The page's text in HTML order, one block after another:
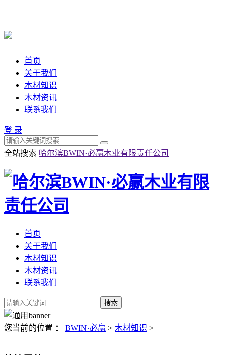
首页
关于我们
木材知识
木材资讯
联系我们
登 录
全站搜索 哈尔滨BWIN·必赢木业有限责任公司
首页
关于我们
木材知识
木材资讯
联系我们
您当前的位置 ： BWIN·必赢 > 木材知识 >